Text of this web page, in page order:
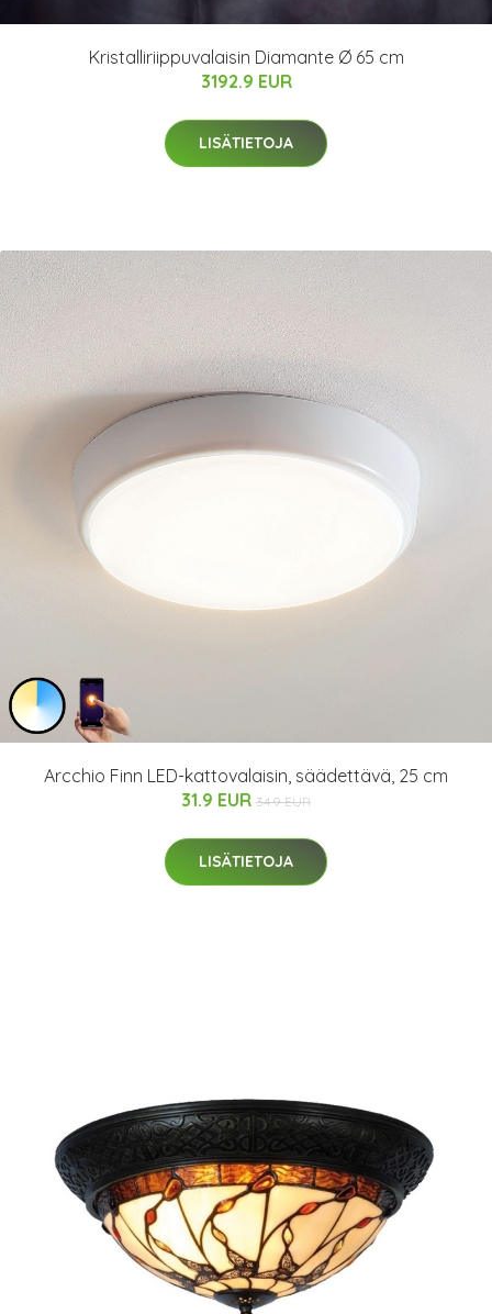
Kristalliriippuvalaisin Diamante Ø 65 cm
3192.9 EUR
LISÄTIETOJA
Arcchio Finn LED-kattovalaisin, säädettävä, 25 cm
31.9 EUR 34.9 EUR
LISÄTIETOJA